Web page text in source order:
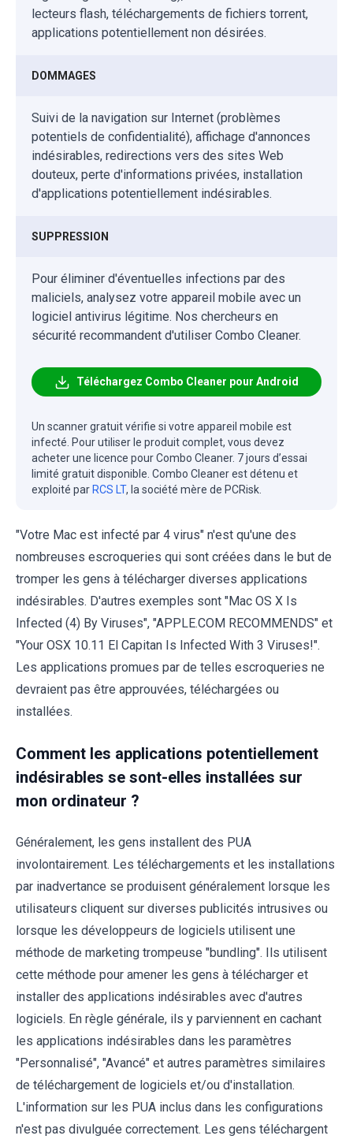
lecteurs flash, téléchargements de fichiers torrent,
applications potentiellement non désirées.
DOMMAGES
Suivi de la navigation sur Internet (problèmes
potentiels de confidentialité), affichage d'annonces
indésirables, redirections vers des sites Web
douteux, perte d'informations privées, installation
d'applications potentiellement indésirables.
SUPPRESSION
Pour éliminer d'éventuelles infections par des
maliciels, analysez votre appareil mobile avec un
logiciel antivirus légitime. Nos chercheurs en
sécurité recommandent d'utiliser Combo Cleaner.
Téléchargez Combo Cleaner pour Android
Un scanner gratuit vérifie si votre appareil mobile est
infecté. Pour utiliser le produit complet, vous devez
acheter une licence pour Combo Cleaner. 7 jours d’essai
limité gratuit disponible. Combo Cleaner est détenu et
exploité par RCS LT, la société mère de PCRisk.
"Votre Mac est infecté par 4 virus" n'est qu'une des
nombreuses escroqueries qui sont créées dans le but de
tromper les gens à télécharger diverses applications
indésirables. D'autres exemples sont "Mac OS X Is
Infected (4) By Viruses", "APPLE.COM RECOMMENDS" et
"Your OSX 10.11 El Capitan Is Infected With 3 Viruses!".
Les applications promues par de telles escroqueries ne
devraient pas être approuvées, téléchargées ou
installées.
Comment les applications potentiellement
indésirables se sont-elles installées sur
mon ordinateur ?
Généralement, les gens installent des PUA
involontairement. Les téléchargements et les installations
par inadvertance se produisent généralement lorsque les
utilisateurs cliquent sur diverses publicités intrusives ou
lorsque les développeurs de logiciels utilisent une
méthode de marketing trompeuse "bundling". Ils utilisent
cette méthode pour amener les gens à télécharger et
installer des applications indésirables avec d'autres
logiciels. En règle générale, ils y parviennent en cachant
les applications indésirables dans les paramètres
"Personnalisé", "Avancé" et autres paramètres similaires
de téléchargement de logiciels et/ou d'installation.
L'information sur les PUA inclus dans les configurations
n'est pas divulguée correctement. Les gens téléchargent